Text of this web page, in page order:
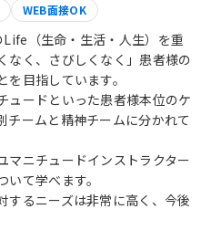
WEB面接OK
（生命・生活・人生）を重
なく、さびしくなく」患者様の
目指しています。
ュードといった患者様本位のケ
チームと精神チームに分かれて
マニチュードインストラクター
て学べます。
するニーズは非常に高く、今後